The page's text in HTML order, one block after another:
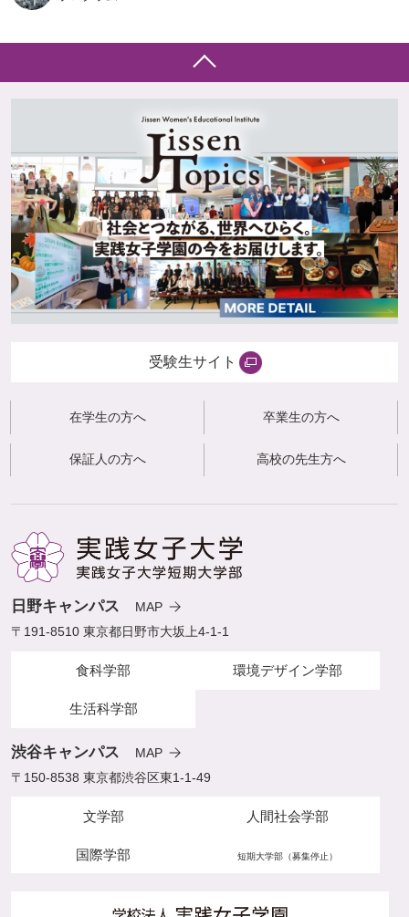
受験生サイト
在学生の方へ 卒業生の方へ
保証人の方へ 高校の先生方へ
日野キャンパス
MAP
〒191-8510 東京都日野市大坂上4-1-1
食科学部 環境デザイン学部
生活科学部
渋谷キャンパス
MAP
〒150-8538 東京都渋谷区東1-1-49
文学部 人間社会学部
国際学部 短期大学部（募集停止）